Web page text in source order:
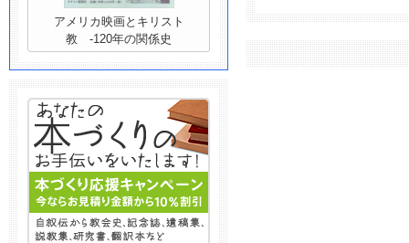
アメリカ映画とキリスト
教 -120年の関係史